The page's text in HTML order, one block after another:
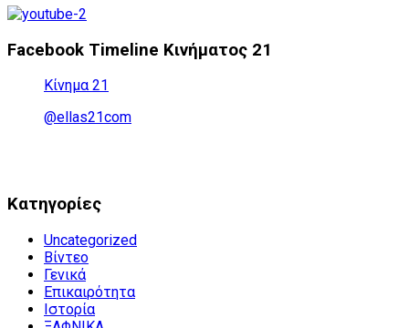
Facebook Timeline Κινήματος 21
Κίνημα 21
@ellas21com
Kατηγορίες
Uncategorized
Βίντεο
Γενικά
Επικαιρότητα
Ιστορία